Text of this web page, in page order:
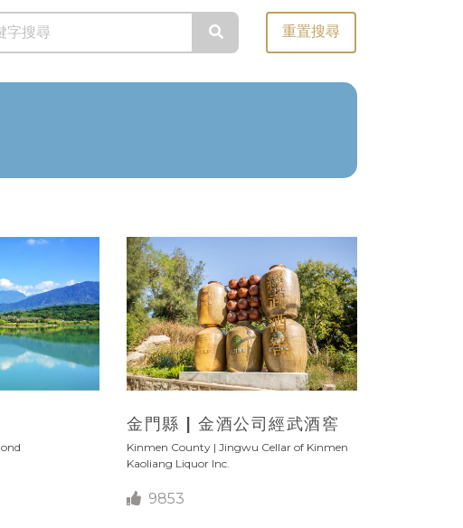
重置搜尋
金門縣 | 金酒公司經武酒窖
Kinmen County | Jingwu Cellar of Kinmen
Kaoliang Liquor Inc.
9853